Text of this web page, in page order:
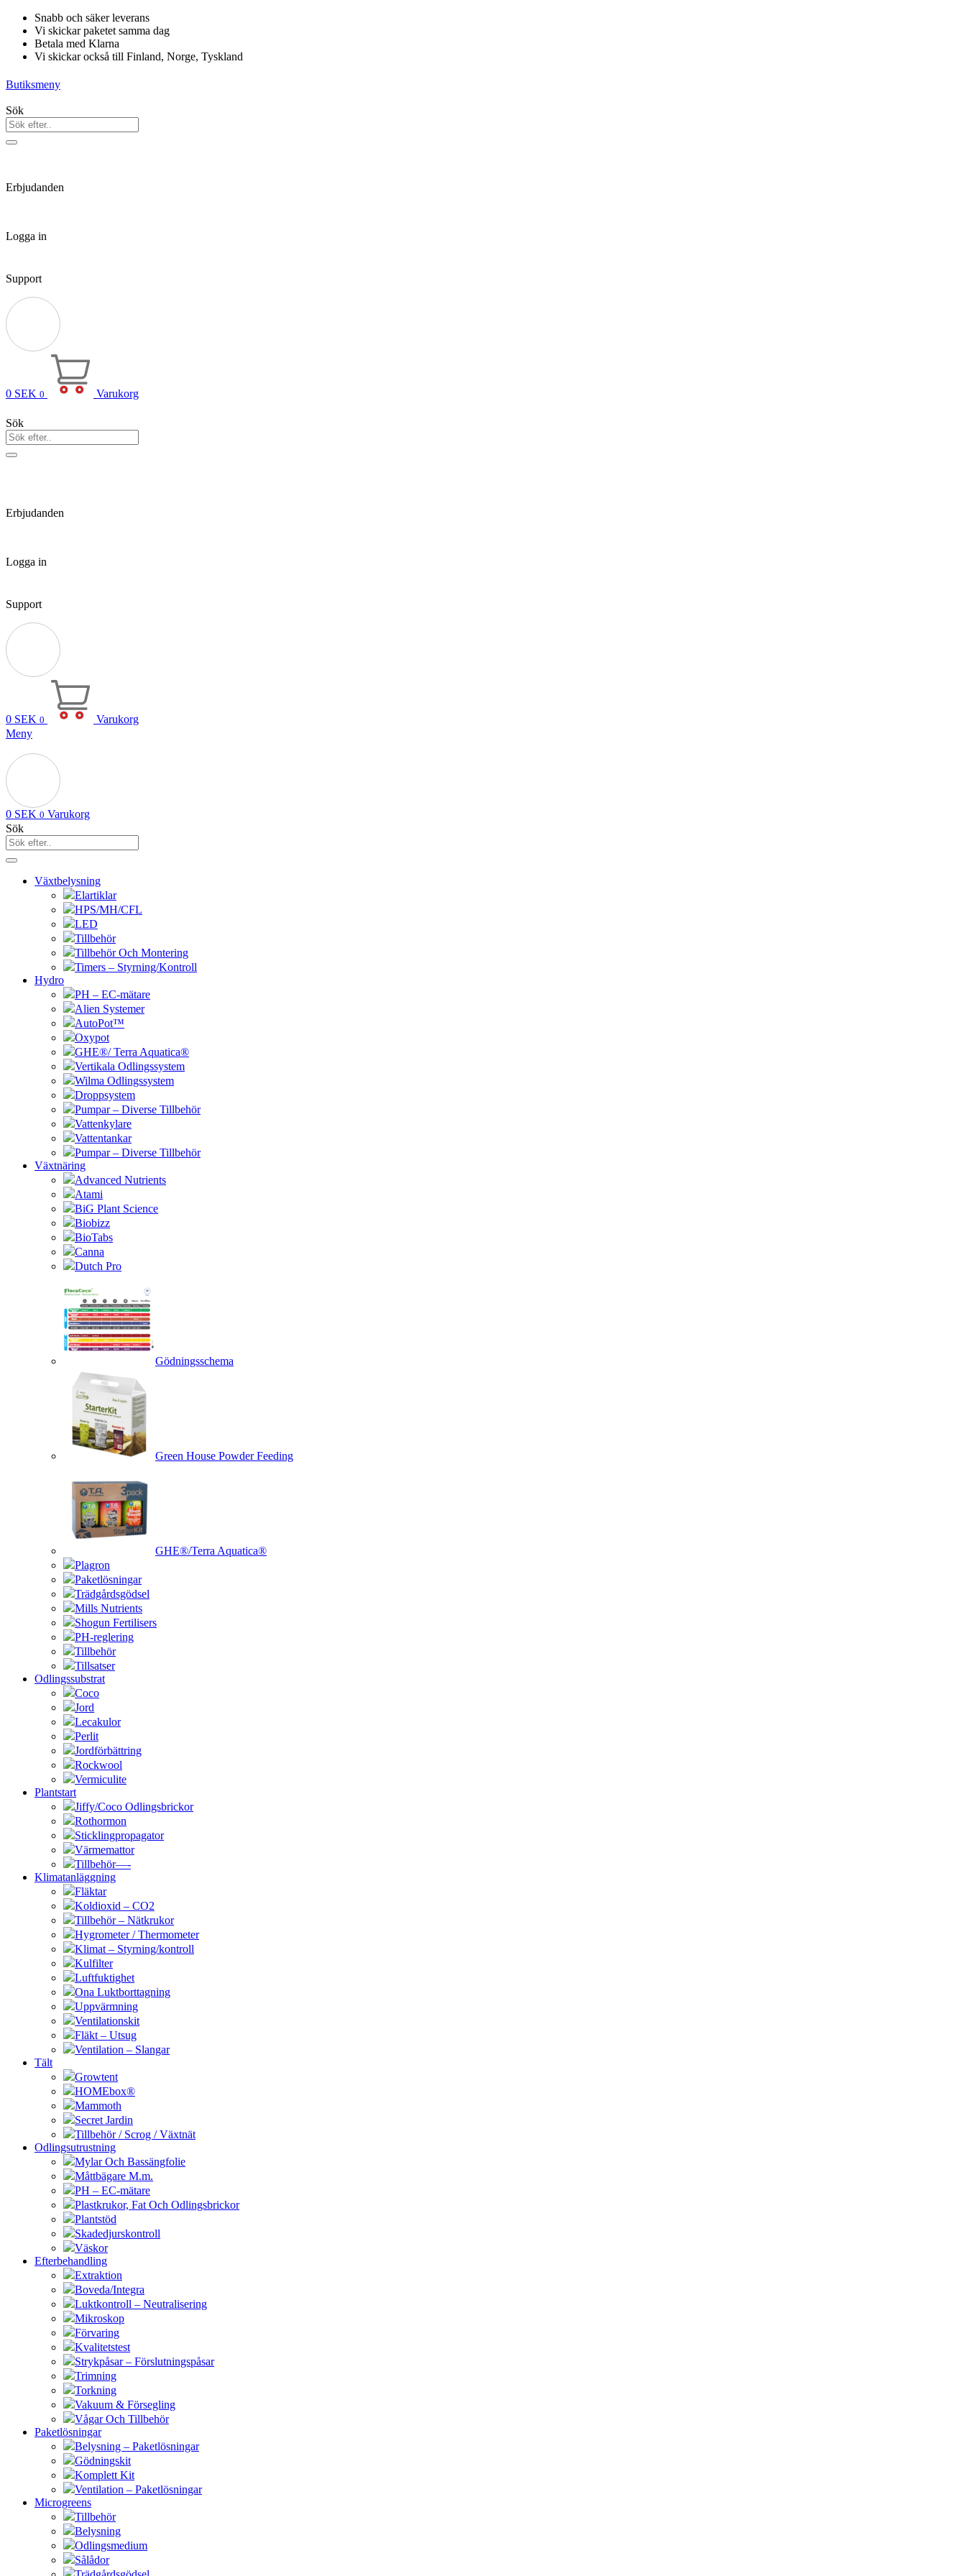
Hoppa
innehåll
Snabb och säker leverans
Vi skickar paketet samma dag
Betala med Klarna
Vi skickar också till Finland, Norge, Tyskland
Butiksmeny
Sök
Erbjudanden
Logga in
Support
0 SEK 0 Varukorg
Sök
Erbjudanden
Logga in
Support
0 SEK 0
Varukorg
Meny
0 SEK 0 Varukorg
Sök
Växtbelysning
Elartiklar
HPS/MH/CFL
LED
Tillbehör
Tillbehör Och Montering
Timers – Styrning/Kontroll
Hydro
PH – EC-mätare
Alien Systemer
AutoPot™
Oxypot
GHE®/ Terra Aquatica®
Vertikala Odlingssystem
Wilma Odlingssystem
Droppsystem
Pumpar – Diverse Tillbehör
Vattenkylare
Vattentankar
Pumpar – Diverse Tillbehör
Växtnäring
Advanced Nutrients
Atami
BiG Plant Science
Biobizz
BioTabs
Canna
Dutch Pro
Gödningsschema
Green House Powder Feeding
GHE®/Terra Aquatica®
Plagron
Paketlösningar
Trädgårdsgödsel
Mills Nutrients
Shogun Fertilisers
PH-reglering
Tillbehör
Tillsatser
Odlingssubstrat
Coco
Jord
Lecakulor
Perlit
Jordförbättring
Rockwool
Vermiculite
Plantstart
Jiffy/Coco Odlingsbrickor
Rothormon
Sticklingpropagator
Värmemattor
Tillbehör—-
Klimatanläggning
Fläktar
Koldioxid – CO2
Tillbehör – Nätkrukor
Hygrometer / Thermometer
Klimat – Styrning/kontroll
Kulfilter
Luftfuktighet
Ona Luktborttagning
Uppvärmning
Ventilationskit
Fläkt – Utsug
Ventilation – Slangar
Tält
Growtent
HOMEbox®
Mammoth
Secret Jardin
Tillbehör / Scrog / Växtnät
Odlingsutrustning
Mylar Och Bassängfolie
Måttbägare M.m.
PH – EC-mätare
Plastkrukor, Fat Och Odlingsbrickor
Plantstöd
Skadedjurskontroll
Väskor
Efterbehandling
Extraktion
Boveda/Integra
Luktkontroll – Neutralisering
Mikroskop
Förvaring
Kvalitetstest
Strykpåsar – Förslutningspåsar
Trimning
Torkning
Vakuum & Försegling
Vågar Och Tillbehör
Paketlösningar
Belysning – Paketlösningar
Gödningskit
Komplett Kit
Ventilation – Paketlösningar
Microgreens
Tillbehör
Belysning
Odlingsmedium
Sålådor